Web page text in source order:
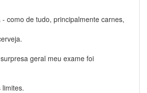
como de tudo, principalmente carnes,
geral meu exame foi